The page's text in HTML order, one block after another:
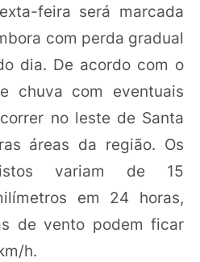
feira será marcada
com perda gradual
dia. De acordo com o
chuva com eventuais
no leste de Santa
áreas da região. Os
variam de 15
em 24 horas,
de vento podem ficar
h.